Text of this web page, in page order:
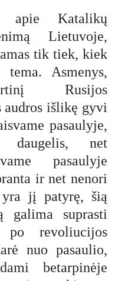
apie Katalikų
Lietuvoje,
tik tiek, kiek
Asmenys,
Rusijos
audros išlikę gyvi
pasaulyje,
daugelis, net
pasaulyje
ir net nenori
jį patyrę, šią
galima suprasti
po revoliucijos
nuo pasaulio,
betarpinėje